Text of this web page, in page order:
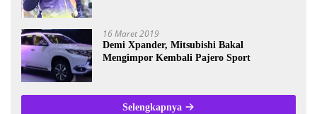
16 Maret 2019
Demi Xpander, Mitsubishi Bakal
Mengimpor Kembali Pajero Sport
Selengkapnya